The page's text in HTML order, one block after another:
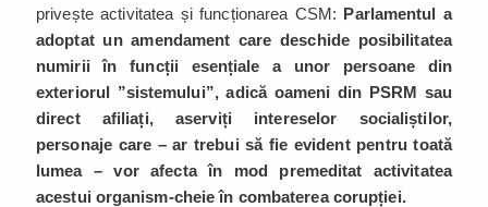
privește activitatea și funcționarea CSM: Parlamentul a
adoptat un amendament care deschide posibilitatea
numirii în funcții esențiale a unor persoane din
exteriorul ”sistemului”, adică oameni din PSRM sau
direct afiliați, aserviți intereselor socialiștilor,
personaje care – ar trebui să fie evident pentru toată
lumea – vor afecta în mod premeditat activitatea
acestui organism-cheie în combaterea corupției.